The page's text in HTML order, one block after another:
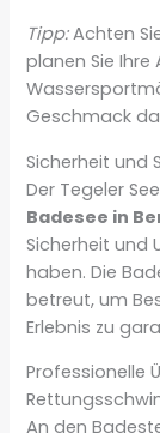
Tipp:Achten
planen Sie
Geschmack
Sicherheit und
Der Tegeler
Badesee in
Sicherheit und
haben. Die
betreut, um
Erlebnis zu
Professionelle
An den